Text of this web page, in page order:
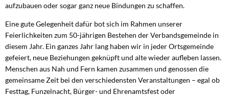
aufzubauen oder sogar ganz neue Bindungen zu schaffen.
Eine gute Gelegenheit dafür bot sich im Rahmen unserer
Feierlichkeiten zum 50-jährigen Bestehen der Verbandsgemeinde in
diesem Jahr. Ein ganzes Jahr lang haben wir in jeder Ortsgemeinde
gefeiert, neue Beziehungen geknüpft und alte wieder aufleben lassen.
Menschen aus Nah und Fern kamen zusammen und genossen die
gemeinsame Zeit bei den verschiedensten Veranstaltungen – egal ob
Festtag, Funzelnacht, Bürger- und Ehrenamtsfest oder